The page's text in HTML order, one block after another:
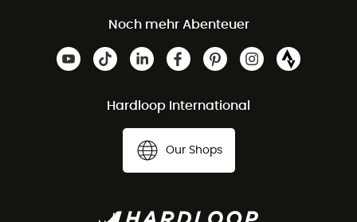
Noch mehr Abenteuer
Hardloop International
Our Shops